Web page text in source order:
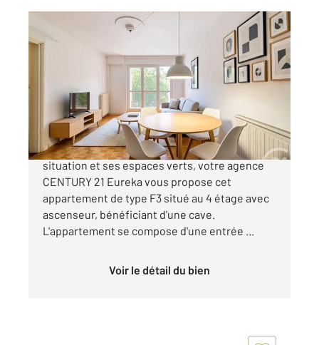
FRESNES 94
63,44 m
Appartement F3 à vendre
179 000 €
RESIDENCE DU PLATEAU, appréciée pour sa
situation et ses espaces verts, votre agence
CENTURY 21 Eureka vous propose cet
appartement de type F3 situé au 4 étage avec
ascenseur, bénéficiant d'une cave.
L'appartement se compose d'une entrée ...
Voir le détail du bien